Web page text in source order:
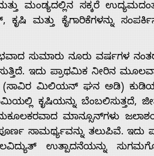
ಮಂಡ್ಯದಲ್ಲಿನ ಸಕ್ಕರೆ
ಮತ್ತು ಕೈಗಾರಿಕೆಗಳನ್ನು
ಸುಮಾರು ನೂರು ವರ್ಷಗಳ
ಇದು ಪ್ರಾಥಮಿಕ ನೀರಿನ
(ಸಾವಿರ ಮಿಲಿಯನ್ ಘನ ಅಡಿ)
ಕೃಷಿಯನ್ನು ಬೆಂಬಲಿಸುತ್ತದೆ,
ಮಾನ್ಸೂನ್‌ಗಳು
ಸಾಮರ್ಥ್ಯವನ್ನು ತಲುಪಿವೆ. ಇದು
ಉತ್ಪಾದನೆಯನ್ನು